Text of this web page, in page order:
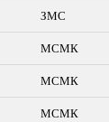
ЗМС
МСМК
МСМК
МСМК